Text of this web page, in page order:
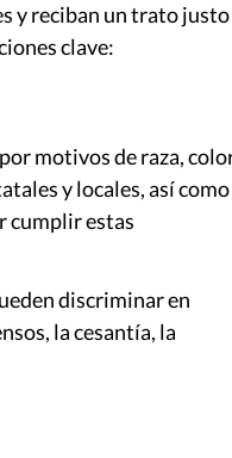
y reciban un trato justo
clave:
motivos de raza,
y locales, así como
cumplir estas
discriminar en
la cesantía, la